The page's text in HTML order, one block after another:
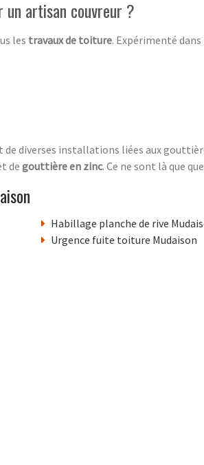
un artisan couvreur ?
les travaux de toiture. Expérimenté dans
de diverses installations liées aux
de gouttière en zinc. Ce ne sont là que
Habillage planche de rive
Urgence fuite toiture Mudaison